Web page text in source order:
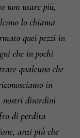
non usare più,
lo chiama
quei pezzi in
che in pochi
qualcuno che
in
nostri disordini
di perdita
anzi più che